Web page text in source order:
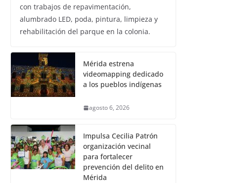
con trabajos de repavimentación,
alumbrado LED, poda, pintura, limpieza y
rehabilitación del parque en la colonia.
Mérida estrena
videomapping dedicado
a los pueblos indígenas
agosto 6, 2026
Impulsa Cecilia Patrón
organización vecinal
para fortalecer
prevención del delito en
Mérida